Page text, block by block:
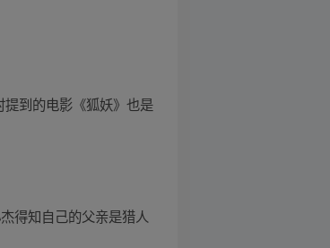
到的电影《狐妖》也是
得知自己的父亲是猎人